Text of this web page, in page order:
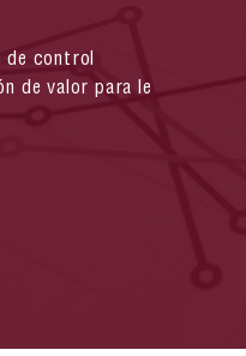
de control
de valor para le